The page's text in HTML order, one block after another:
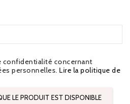
confidentialité concernant
personnelles. Lire la politique de
LE PRODUIT EST DISPONIBLE